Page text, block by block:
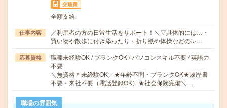
交通費
全額支給
仕事内容
／利用者の方の日常生活をサポート！＼▽具体的には…・
買い物や散歩に付き添ったり・折り紙や体操などのレ…
応募資格
職種未経験OK / ブランクOK / パソコンスキル不要 / 英語力
不要
＼無資格＊未経験OK／★年齢不問・ブランクOK★履歴書
不要・来社不要（電話登録OK）★社会保険完備＼…
職場の雰囲気